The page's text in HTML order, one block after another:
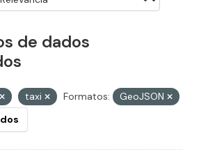
de dados
taxi Formatos:
GeoJSON